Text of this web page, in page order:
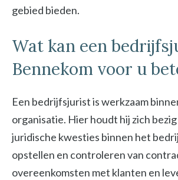
gebied bieden.
Wat kan een
Bennekom voor u
Een bedrijfsjurist is werkzaam
organisatie. Hier houdt hij zich
juridische kwesties binnen het
opstellen en controleren van
overeenkomsten met klanten en